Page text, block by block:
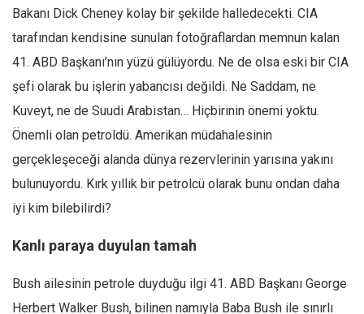
Bakanı Dick Cheney kolay bir şekilde halledecekti. CIA
tarafından kendisine sunulan fotoğraflardan memnun kalan
41. ABD Başkanı’nın yüzü gülüyordu. Ne de olsa eski bir CIA
şefi olarak bu işlerin yabancısı değildi. Ne Saddam, ne
Kuveyt, ne de Suudi Arabistan… Hiçbirinin önemi yoktu.
Önemli olan petroldü. Amerikan müdahalesinin
gerçekleşeceği alanda dünya rezervlerinin yarısına yakını
bulunuyordu. Kırk yıllık bir petrolcü olarak bunu ondan daha
iyi kim bilebilirdi?
Kanlı paraya duyulan tamah
Bush ailesinin petrole duyduğu ilgi 41. ABD Başkanı George
Herbert Walker Bush, bilinen namıyla Baba Bush ile sınırlı